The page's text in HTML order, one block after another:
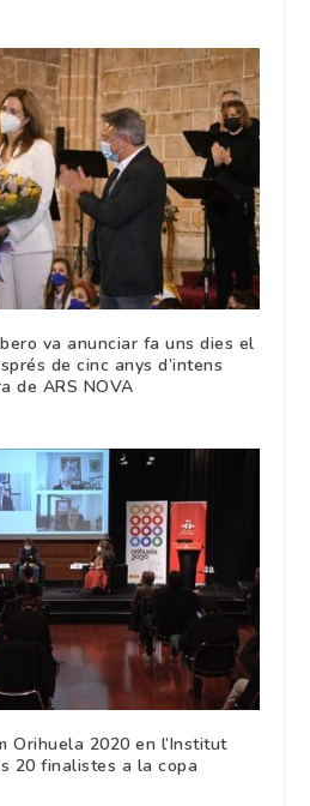
va anunciar fa uns dies el
de cinc anys d’intens
de ARS NOVA
Orihuela 2020 en l’Institut
20 finalistes a la copa